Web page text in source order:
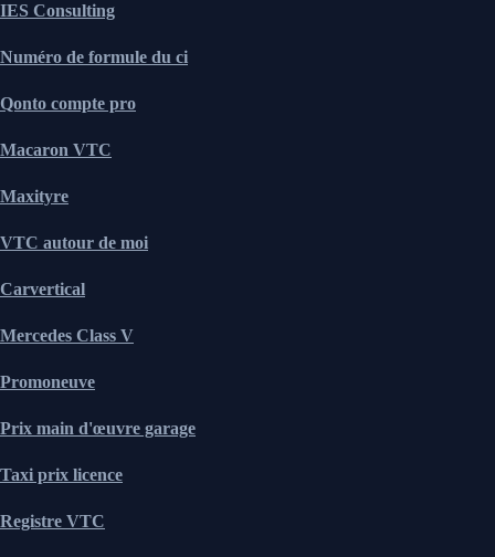
IES Consulting
Numéro de formule du ci
Qonto compte pro
Macaron VTC
Maxityre
VTC autour de moi
Carvertical
Mercedes Class V
Promoneuve
Prix main d'œuvre garage
Taxi prix licence
Registre VTC